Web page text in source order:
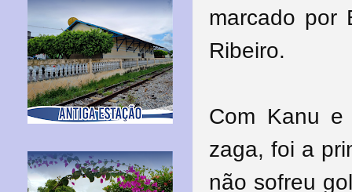
marcado por
Ribeiro.
Com Kanu e
zaga, foi a
não sofreu